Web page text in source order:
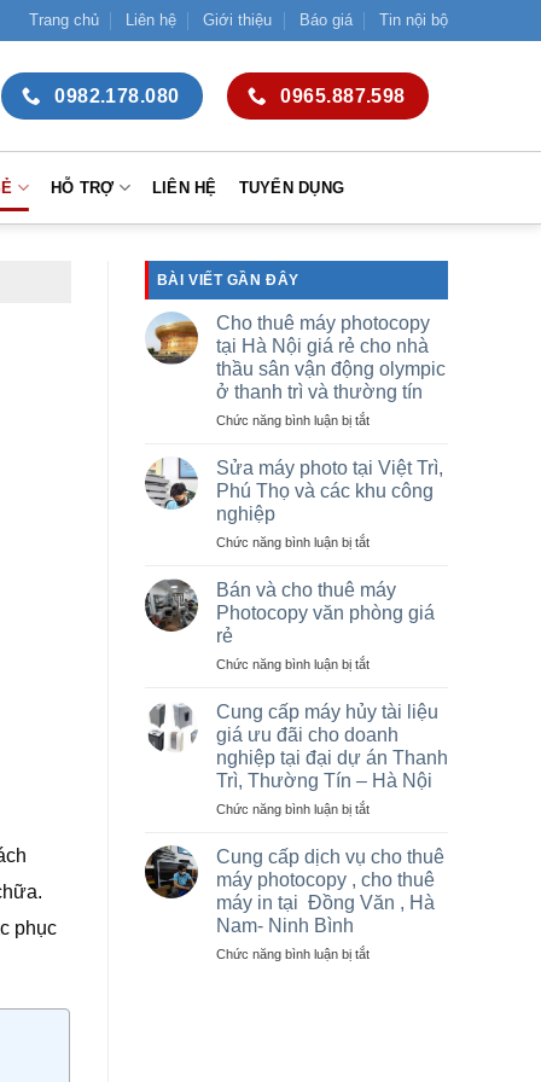
Trang chủ Liên hệ Giới thiệu Báo giá Tin nội bộ
0982.178.080 0965.887.598
HỖ TRỢ LIÊN HỆ TUYỂN DỤNG
phục
BÀI VIẾT GẦN ĐÂY
Cho thuê máy photocopy
tại Hà Nội giá rẻ cho nhà
thầu sân vận động olympic
ở thanh trì và thường tín
Chức năng bình luận bị tắtở
thuê
máy
photocopy
Hà
giá
rẻ
cho
thầu
vận
động
olympic
ở
thanh
trì
thường
tín
Sửa máy photo tại Việt Trì,
Phú Thọ và các khu công
nghiệp
Chức năng bình luận bị tắtở
máy
photo
tại
Trì,
Thọ
và
các
khu
công
nghiệp
Bán và cho thuê máy
Photocopy văn phòng giá
rẻ
Chức năng bình luận bị tắtở
cho
thuê
máy
Photocopy
văn
giá
rẻ
Cung cấp máy hủy tài liệu
giá ưu đãi cho doanh
nghiệp tại đại dự án Thanh
Trì, Thường Tín – Hà Nội
Chức năng bình luận bị tắtở
cấp
máy
hủy
tài
giá
Cung cấp dịch vụ cho thuê
máy photocopy , cho thuê
máy in tại Đồng Văn , Hà
Nam- Ninh Bình
Chức năng bình luận bị tắtở